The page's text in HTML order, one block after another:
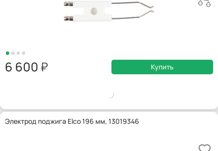
6 600 Купить
Электрод поджига Elco 196 мм, 13019346